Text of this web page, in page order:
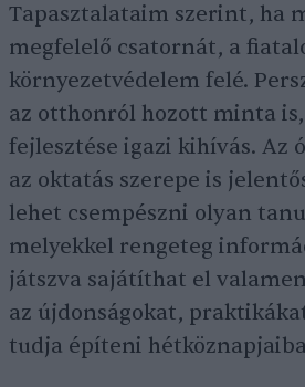
Tapasztalataim szerint, ha
megfelelő csatornát, a
környezetvédelem felé.
az otthonról hozott minta
fejlesztése igazi kihívás. Az
az oktatás szerepe is
lehet csempészni olyan
melyekkel rengeteg
játszva sajátíthat el
az újdonságokat,
tudja építeni